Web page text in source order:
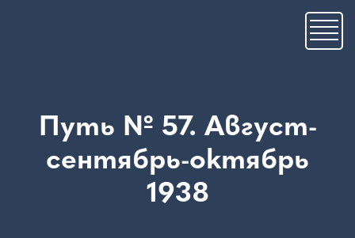
Путь № 57. Август-
сентябрь-октябрь
1938